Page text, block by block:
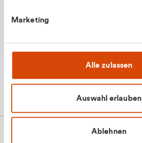
Marketing
Alle zulassen
Auswahl erlauben
Ablehnen